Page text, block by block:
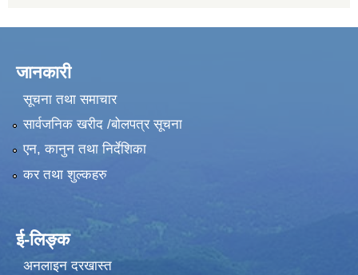
जानकारी
सूचना तथा समाचार
सार्वजनिक खरीद /बोलपत्र सूचना
एन, कानुन तथा निर्देशिका
कर तथा शुल्कहरु
ई-लिङ्क
अनलाइन दरखास्त